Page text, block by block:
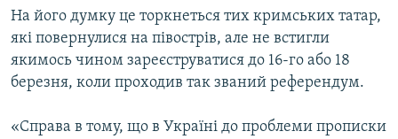
На його думку це торкнеться тих кримських татар,
які повернулися на півострів, але не встигли
якимось чином зареєструватися до 16-го або 18
березня, коли проходив так званий референдум.
«Справа в тому, що в Україні до проблеми прописки